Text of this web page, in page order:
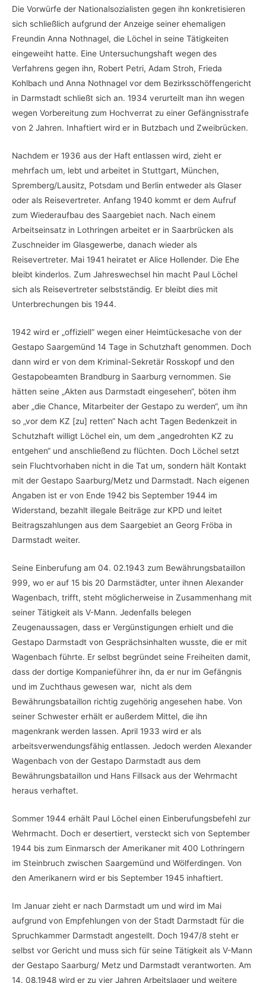
Die Vorwürfe der Nationalsozialisten gegen ihn konkretisieren
sich schließlich aufgrund der Anzeige seiner ehemaligen
Freundin Anna Nothnagel, die Löchel in seine Tätigkeiten
eingeweiht hatte. Eine Untersuchungshaft wegen des
Verfahrens gegen ihn, Robert Petri, Adam Stroh, Frieda
Kohlbach und Anna Nothnagel vor dem Bezirksschöffengericht
in Darmstadt schließt sich an. 1934 verurteilt man ihn wegen
wegen Vorbereitung zum Hochverrat zu einer Gefängnisstrafe
von 2 Jahren. Inhaftiert wird er in Butzbach und Zweibrücken.
Nachdem er 1936 aus der Haft entlassen wird, zieht er
mehrfach um, lebt und arbeitet in Stuttgart, München,
Spremberg/Lausitz, Potsdam und Berlin entweder als Glaser
oder als Reisevertreter. Anfang 1940 kommt er dem Aufruf
zum Wiederaufbau des Saargebiet nach. Nach einem
Arbeitseinsatz in Lothringen arbeitet er in Saarbrücken als
Zuschneider im Glasgewerbe, danach wieder als
Reisevertreter. Mai 1941 heiratet er Alice Hollender. Die Ehe
bleibt kinderlos. Zum Jahreswechsel hin macht Paul Löchel
sich als Reisevertreter selbstständig. Er bleibt dies mit
Unterbrechungen bis 1944.
1942 wird er „offiziell“ wegen einer Heimtückesache von der
Gestapo Saargemünd 14 Tage in Schutzhaft genommen. Doch
dann wird er von dem Kriminal-Sekretär Rosskopf und den
Gestapobeamten Brandburg in Saarburg vernommen. Sie
hätten seine „Akten aus Darmstadt eingesehen“, böten ihm
aber „die Chance, Mitarbeiter der Gestapo zu werden“, um ihn
so „vor dem KZ [zu] retten“ Nach acht Tagen Bedenkzeit in
Schutzhaft willigt Löchel ein, um dem „angedrohten KZ zu
entgehen“ und anschließend zu flüchten. Doch Löchel setzt
sein Fluchtvorhaben nicht in die Tat um, sondern hält Kontakt
mit der Gestapo Saarburg/Metz und Darmstadt. Nach eigenen
Angaben ist er von Ende 1942 bis September 1944 im
Widerstand, bezahlt illegale Beiträge zur KPD und leitet
Beitragszahlungen aus dem Saargebiet an Georg Fröba in
Darmstadt weiter.
Seine Einberufung am 04. 02.1943 zum Bewährungsbataillon
999, wo er auf 15 bis 20 Darmstädter, unter ihnen Alexander
Wagenbach, trifft, steht möglicherweise in Zusammenhang mit
seiner Tätigkeit als V-Mann. Jedenfalls belegen
Zeugenaussagen, dass er Vergünstigungen erhielt und die
Gestapo Darmstadt von Gesprächsinhalten wusste, die er mit
Wagenbach führte. Er selbst begründet seine Freiheiten damit,
dass der dortige Kompanieführer ihn, da er nur im Gefängnis
und im Zuchthaus gewesen war, nicht als dem
Bewährungsbataillon richtig zugehörig angesehen habe. Von
seiner Schwester erhält er außerdem Mittel, die ihn
magenkrank werden lassen. April 1933 wird er als
arbeitsverwendungsfähig entlassen. Jedoch werden Alexander
Wagenbach von der Gestapo Darmstadt aus dem
Bewährungsbataillon und Hans Fillsack aus der Wehrmacht
heraus verhaftet.
Sommer 1944 erhält Paul Löchel einen Einberufungsbefehl zur
Wehrmacht. Doch er desertiert, versteckt sich von September
1944 bis zum Einmarsch der Amerikaner mit 400 Lothringern
im Steinbruch zwischen Saargemünd und Wölferdingen. Von
den Amerikanern wird er bis September 1945 inhaftiert.
Im Januar zieht er nach Darmstadt um und wird im Mai
aufgrund von Empfehlungen von der Stadt Darmstadt für die
Spruchkammer Darmstadt angestellt. Doch 1947/8 steht er
selbst vor Gericht und muss sich für seine Tätigkeit als V-Mann
der Gestapo Saarburg/ Metz und Darmstadt verantworten. Am
14. 08.1948 wird er zu vier Jahren Arbeitslager und weitere